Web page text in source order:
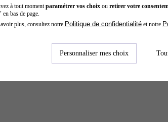
à tout moment paramétrer vos choixou retirer votre
en bas de page.
plus, consultez notre Politique de confidentialitéet notre
Personnaliser mes choix